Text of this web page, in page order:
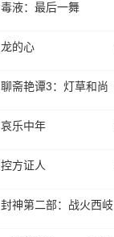
毒液：最后一舞
龙的心
聊斋艳谭3：灯草和尚
哀乐中年
控方证人
封神第二部：战火西岐